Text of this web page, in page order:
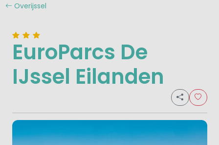
Overijssel
EuroParcs De
IJssel Eilanden